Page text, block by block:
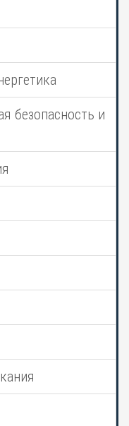
безопасность и